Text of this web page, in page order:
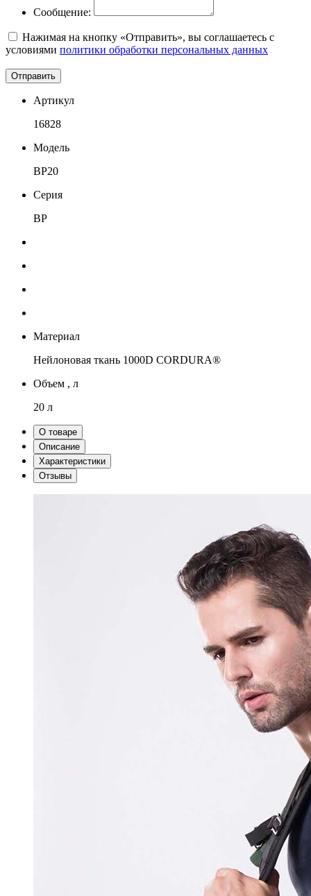
Сообщение:
Нажимая на кнопку «Отправить», вы соглашаетесь с
условиями политики обработки персональных данных
Отправить
Артикул
16828
Модель
BP20
Серия
BP
Материал
Нейлоновая ткань 1000D CORDURA®
Объем , л
20 л
О товаре
Описание
Характеристики
Отзывы